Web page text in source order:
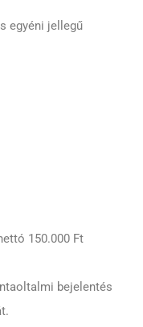
egyéni jellegű
150.000 Ft
bejelentés